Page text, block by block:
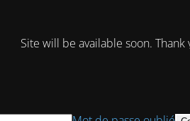
Site will be available soon.